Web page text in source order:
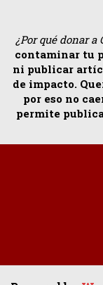
¿Por qué donar a
contaminar tu
ni publicar
de impacto.
por eso no
permite